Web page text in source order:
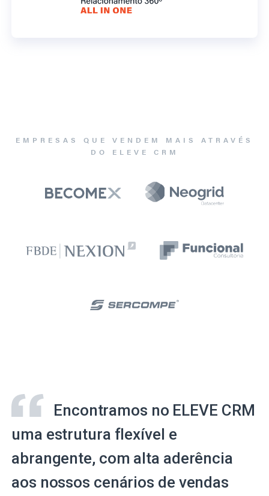
EMPRESAS QUE VENDEM MAIS ATRAVÉS
DO ELEVE CRM
Encontramos no ELEVE CRM
uma estrutura flexível e
abrangente, com alta aderência
aos nossos cenários de vendas